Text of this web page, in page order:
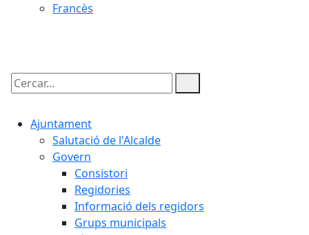
Francès
Cercar:
Ajuntament
Salutació de l'Alcalde
Govern
Consistori
Regidories
Informació dels regidors
Grups municipals